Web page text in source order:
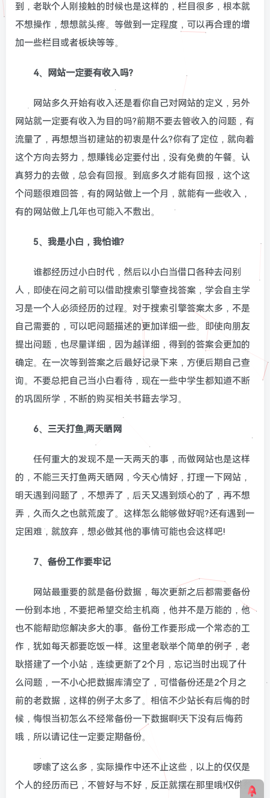
到，老耿个人刚接触的时候也是这样的，栏目很多，根本就
不想操作，想想就头疼。等做到一定程度，可以再合理的增
加一些栏目或者板块等等。
4、网站一定要有收入吗?
网站多久开始有收入还是看你自己对网站的定义，另外
网站就一定要有收入为目的吗?前期不要去管收入的问题，有
流量了，再想想当初建站的初衷是什么?你有了定位，就向着
这个方向去努力，想赚钱必定要付出，没有免费的午餐。认
真努力的去做，总会有回报。到底多久才能有回报，这个这
个问题很难回答，有的网站做上一个月，就能有一些收入，
有的网站做上几年也可能入不敷出。
5、我是小白，我怕谁?
谁都经历过小白时代，然后以小白当借口各种去问别
人，即使在问之前可以借助搜索引擎查找答案，学会自主学
习是一个人必须经历的过程。对于搜索引擎答案太多，不是
自己需要的，可以吧问题描述的更加详细一些。即使向朋友
提出问题，也尽量详细，因为越详细，得到的答案会更加的
确定。在一次等到答案之后最好记录下来，方便后期自己查
询。不要总把自己当小白看待，现在一些中学生都知道不断
的巩固所学，不断的购买相关书籍去学习。
6、三天打鱼,两天晒网
任何重大的发现不是一天两天的事，而做网站也是这样
的，不能三天打鱼两天晒网，今天心情好，打理一下网站，
明天遇到问题了，不想弄了，后天又遇到烦心的了，再不想
弄，久而久之也就荒废了。这样怎么能够做好呢?还有遇到一
定困难，就放弃，想必做其他的事情可能也会这样吧!
7、备份工作要牢记
网站最重要的就是备份数据，每次更新之后都需要备份
一份到本地，不要把希望交给主机商，他并不是万能的，他
也不能帮助您解决多大的事。备份工作要形成一个常态的工
作，犹如每天都要吃饭一样。这里老耿举个简单的例子，老
耿搭建了一个小站，连续更新了2个月，忘记当时出现了什
么问题，一不小心把数据库清空了，可惜备份还是2个月之
前的老数据，这样的例子太多了。相信不少站长有后悔的时
候，悔恨当初怎么不经常备份一下数据啊!天下没有后悔药
哦，所以请记住一定要定期备份。
啰嗦了这么多，实际操作中还不止这些，以上的仅仅是
个人的经历而已，不管好与不好，反正就摆在那里哦!仅供参